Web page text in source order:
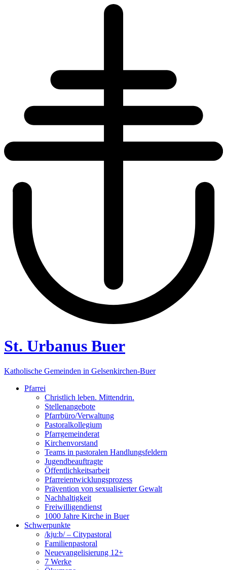
St. Urbanus Buer
Katholische Gemeinden in Gelsenkirchen-Buer
Pfarrei
Christlich leben. Mittendrin.
Stellenangebote
Pfarrbüro/Verwaltung
Pastoralkollegium
Pfarrgemeinderat
Kirchenvorstand
Teams in pastoralen Handlungsfeldern
Jugendbeauftragte
Öffentlichkeitsarbeit
Pfarreientwicklungsprozess
Prävention von sexualisierter Gewalt
Nachhaltigkeit
Freiwilligendienst
1000 Jahre Kirche in Buer
Schwerpunkte
/kju:b/ – Citypastoral
Familienpastoral
Neuevangelisierung 12+
7 Werke